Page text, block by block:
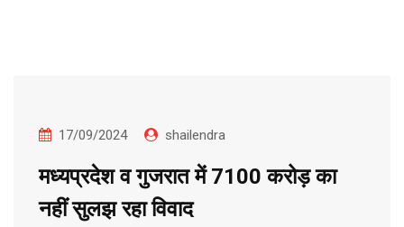
17/09/2024 shailendra
मध्यप्रदेश व गुजरात में 7100 करोड़ का
नहीं सुलझ रहा विवाद